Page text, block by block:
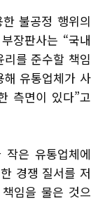
불공정 행위의
장판사는 “국내
를 준수할 책임
유통업체가 사
측면이 있다”고
은 유통업체에
경쟁 질서를 저
임을 물은 것으